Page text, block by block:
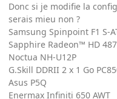
Donc si je modifie la
serais mieu non ?
Samsung Spinpoint F1 S-
Sapphire Radeon™ HD
Noctua NH-U12P
G.Skill DDRII 2 x 1 Go
Asus P5Q
Enermax Infiniti 650 AWT